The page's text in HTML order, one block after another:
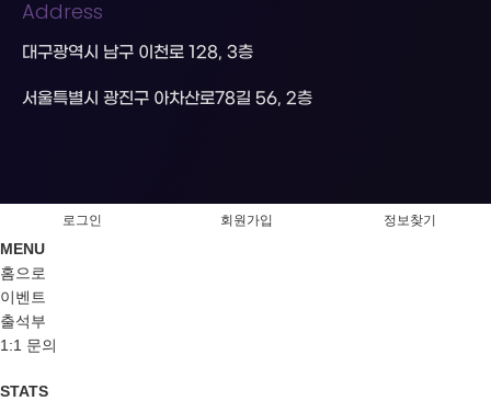
Address
대구광역시 남구 이천로 128, 3층
서울특별시 광진구 아차산로78길 56, 2층
로그인 회원가입 정보찾기
MENU
홈으로
이벤트
출석부
1:1 문의
STATS